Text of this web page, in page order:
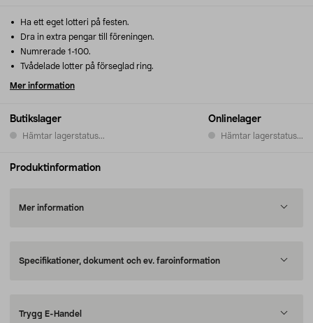
Butikslager
Hämtar lagerstatus...
Onlinelager
Hämtar lagerstatus...
Ha ett eget lotteri på festen.
Dra in extra pengar till föreningen.
Numrerade 1-100.
Tvådelade lotter på förseglad ring.
Mer information
Produktinformation
Mer information
Specifikationer, dokument och ev. faroinformation
Trygg E-Handel